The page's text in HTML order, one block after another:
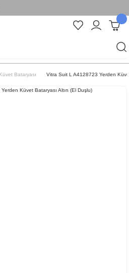
Küvet Bataryası Vitra Suit L A4128723 Yerden